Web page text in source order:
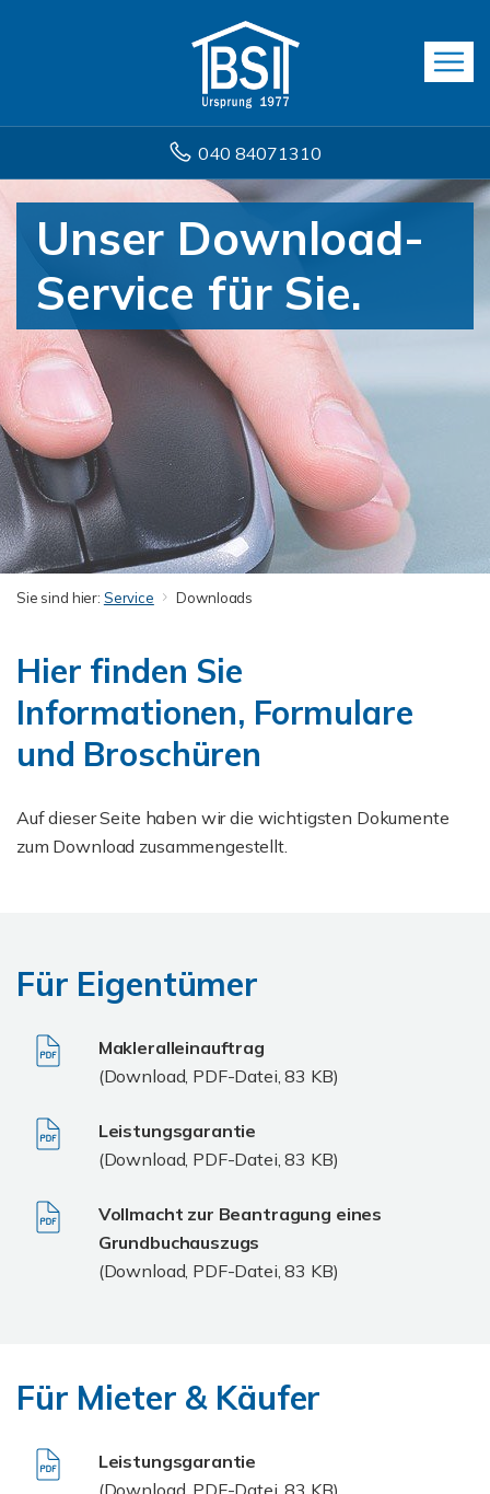
040 84071310
Unser Download-
Service für Sie.
Sie sind hier: Service Downloads
Hier finden Sie
Informationen, Formulare
und Broschüren
Auf dieser Seite haben wir die wichtigsten Dokumente
zum Download zusammengestellt.
Für Eigentümer
Makleralleinauftrag
(Download, PDF-Datei, 83 KB)
Leistungsgarantie
(Download, PDF-Datei, 83 KB)
Vollmacht zur Beantragung eines
Grundbuchauszugs
(Download, PDF-Datei, 83 KB)
Für Mieter & Käufer
Leistungsgarantie
(Download, PDF-Datei, 83 KB)